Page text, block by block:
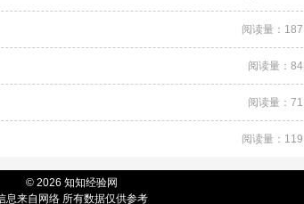
阅读量：187
阅读量：84
阅读量：71
阅读量：119
© 2026 知知经验网
息来自网络 所有数据仅供参考